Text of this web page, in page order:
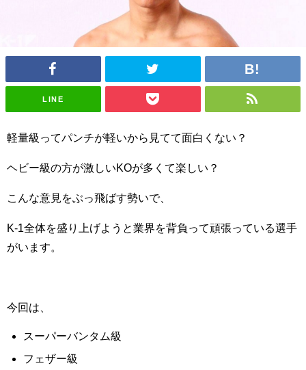
LINE
軽量級ってパンチが軽いから見てて面白くない？
ヘビー級の方が激しいKOが多くて楽しい？
こんな意見をぶっ飛ばす勢いで、
K-1全体を盛り上げようと業界を背負って頑張っている選手
がいます。
今回は、
スーパーバンタム級
フェザー級